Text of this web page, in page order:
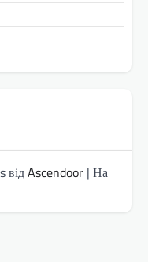
відAscendoor | На